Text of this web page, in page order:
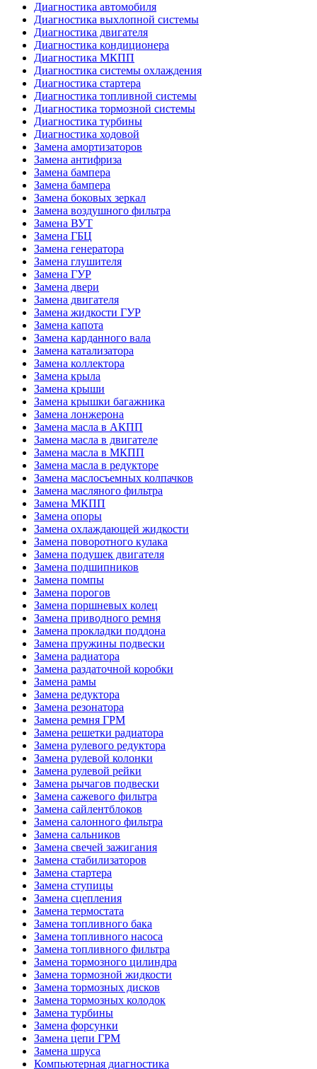
Диагностика автомобиля
Диагностика выхлопной системы
Диагностика двигателя
Диагностика кондиционера
Диагностика МКПП
Диагностика системы охлаждения
Диагностика стартера
Диагностика топливной системы
Диагностика тормозной системы
Диагностика турбины
Диагностика ходовой
Замена амортизаторов
Замена антифриза
Замена бампера
Замена бампера
Замена боковых зеркал
Замена воздушного фильтра
Замена ВУТ
Замена ГБЦ
Замена генератора
Замена глушителя
Замена ГУР
Замена двери
Замена двигателя
Замена жидкости ГУР
Замена капота
Замена карданного вала
Замена катализатора
Замена коллектора
Замена крыла
Замена крыши
Замена крышки багажника
Замена лонжерона
Замена масла в АКПП
Замена масла в двигателе
Замена масла в МКПП
Замена масла в редукторе
Замена маслосъемных колпачков
Замена масляного фильтра
Замена МКПП
Замена опоры
Замена охлаждающей жидкости
Замена поворотного кулака
Замена подушек двигателя
Замена подшипников
Замена помпы
Замена порогов
Замена поршневых колец
Замена приводного ремня
Замена прокладки поддона
Замена пружины подвески
Замена радиатора
Замена раздаточной коробки
Замена рамы
Замена редуктора
Замена резонатора
Замена ремня ГРМ
Замена решетки радиатора
Замена рулевого редуктора
Замена рулевой колонки
Замена рулевой рейки
Замена рычагов подвески
Замена сажевого фильтра
Замена сайлентблоков
Замена салонного фильтра
Замена сальников
Замена свечей зажигания
Замена стабилизаторов
Замена стартера
Замена ступицы
Замена сцепления
Замена термостата
Замена топливного бака
Замена топливного насоса
Замена топливного фильтра
Замена тормозного цилиндра
Замена тормозной жидкости
Замена тормозных дисков
Замена тормозных колодок
Замена турбины
Замена форсунки
Замена цепи ГРМ
Замена шруса
Компьютерная диагностика